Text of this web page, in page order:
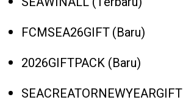
FCMSEA26GIFT (Baru)
2026GIFTPACK (Baru)
SEACREATORNEWYEARGIFT